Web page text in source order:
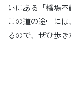
いにある「橋場不
この道の途中に
るので、ぜひ歩き